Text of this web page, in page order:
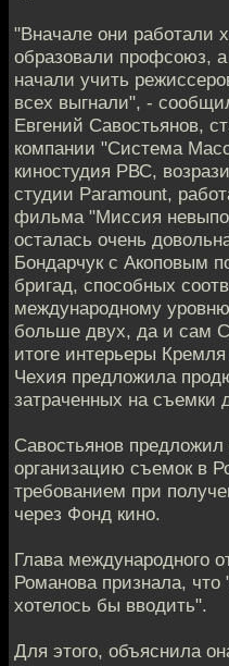
"Вначале они работали
образовали профсоюз,
начали учить
всех выгнали", -
Евгений Савостьянов,
компании "Система
киностудия РВС,
студии Paramount,
фильма "Миссия
осталась очень
Бондарчук с Акоповым
бригад, способных
международному
больше двух, да и сам
итоге интерьеры
Чехия предложила
затраченных на съемки
Савостьянов
организацию съемок в
требованием при
через Фонд кино.
Глава международного
Романова признала,
хотелось бы вводить".
Для этого, объяснила